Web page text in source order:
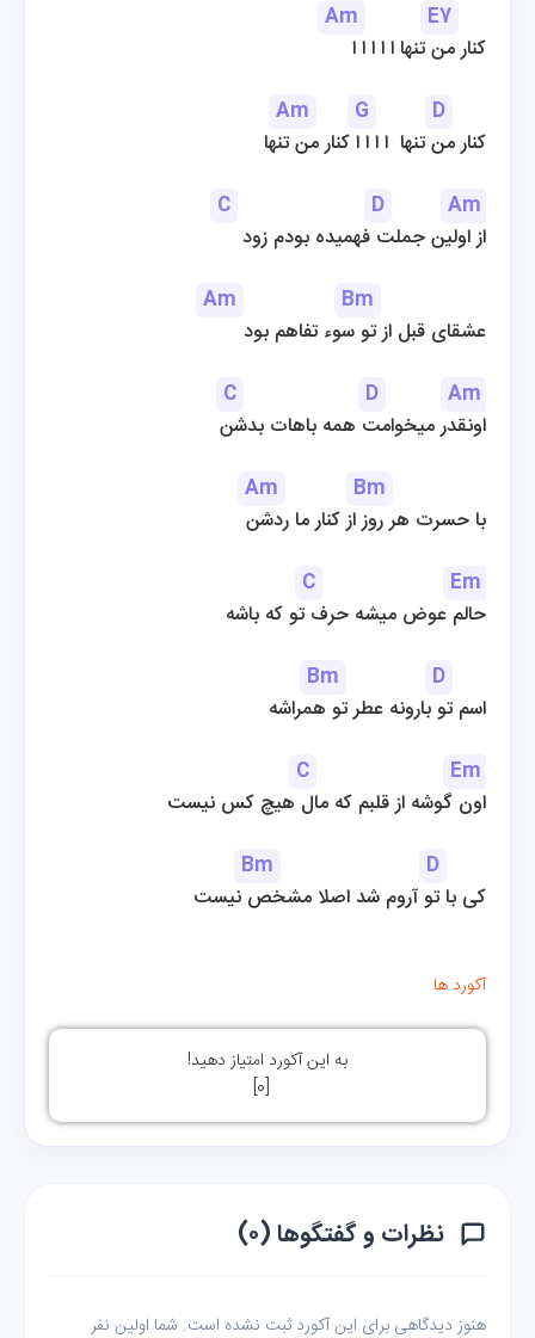
Am
E7
کنار من تنها ا ا ا ا ا
Am
G
D
کنار من تنها  ا ا ا ا کنار من تنها
C
D
Am
از اولین جملت فهمیده بودم زود
Am
Bm
عشقای قبل از تو سوء تفاهم بود
C
D
Am
اونقدر میخوامت همه باهات بدشن
Am
Bm
با حسرت هر روز از کنار ما ردشن
C
Em
حالم عوض میشه حرف تو که باشه
Bm
D
اسم تو بارونه عطر تو همراشه
C
Em
اون گوشه از قلبم که مال هیچ کس نیست
Bm
D
کی با تو آروم شد اصلا مشخص نیست
آکورد ها
به این آکورد امتیاز دهید!
[
0
]
نظرات و گفتگوها (۰)
هنوز دیدگاهی برای این آکورد ثبت نشده است. شما اولین نفر